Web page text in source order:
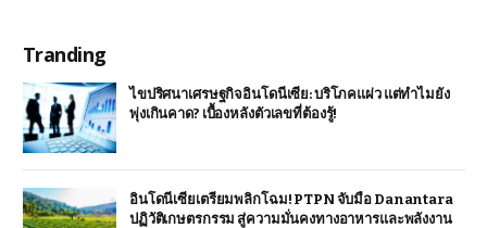
Tranding
ไขปริศนาเศรษฐกิจอินโดนีเซีย: บริโภคแผ่ว แต่ทำไมยัง
พุ่งเกินคาด? เบื้องหลังตัวเลขที่ต้องรู้!
อินโดนีเซียเตรียมพลิกโฉม! PTPN จับมือ Danantara
ปฏิวัติเกษตรกรรม สู่ความมั่นคงทางอาหารและพลังงาน